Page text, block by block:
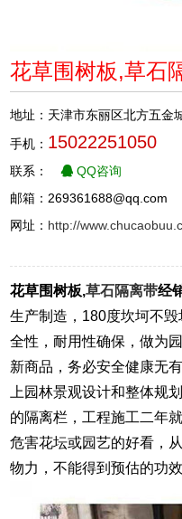
花草围树板,草石
地址：天津市东丽区北方五金
手机： 15022251050
联系：
QQ咨询
邮箱：269361688@qq.com
网址： http://
花草围树板,草石隔离带经
生产制造，180度坎坷不
全性，耐用性确保，做为
新商品，务必安全健康无
上园林景观设计和整体规
的隔离栏，工程施工二年
危害花坛或园艺的好看，
物力，不能得到预估的功效